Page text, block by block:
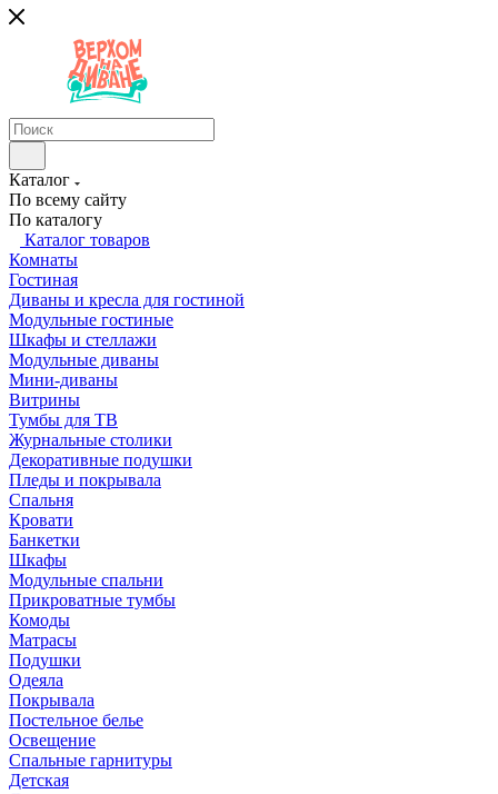
Каталог
По всему сайту
По каталогу
Каталог товаров
Комнаты
Гостиная
Диваны и кресла для гостиной
Модульные гостиные
Шкафы и стеллажи
Модульные диваны
Мини-диваны
Витрины
Тумбы для ТВ
Журнальные столики
Декоративные подушки
Пледы и покрывала
Спальня
Кровати
Банкетки
Шкафы
Модульные спальни
Прикроватные тумбы
Комоды
Матрасы
Подушки
Одеяла
Покрывала
Постельное белье
Освещение
Спальные гарнитуры
Детская